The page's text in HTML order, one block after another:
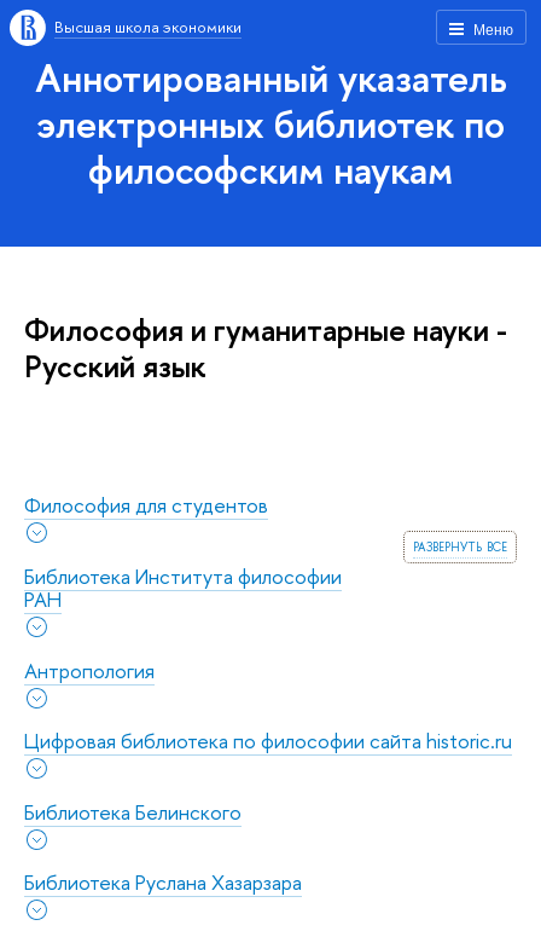
Меню
Высшая школа экономики
Аннотированный указатель
электронных библиотек по
философским наукам
Философия и гуманитарные науки -
Русский язык
Философия для студентов
развернуть все
Библиотека Института философии
РАН
Антропология
Цифровая библиотека по философии сайта historic.ru
Библиотека Белинского
Библиотека Руслана Хазарзара